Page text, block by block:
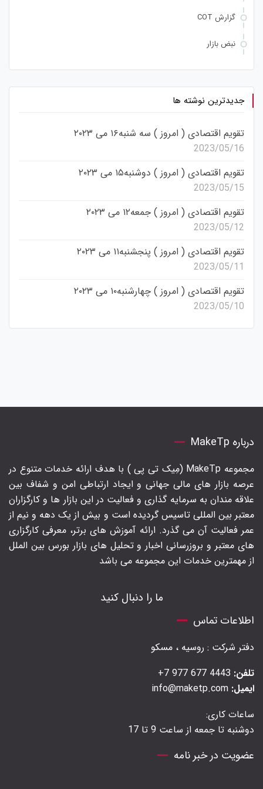
گزارش COT
نبض بازار
جدیدترین نوشته ها
تقویم اقتصادی ( امروز ) سه شنبه۱۶ می ۲۰۲۳
2023/05/16
تقویم اقتصادی ( امروز ) دوشنبه۱۵ می ۲۰۲۳
2023/05/15
تقویم اقتصادی ( امروز ) جمعه۱۲ می ۲۰۲۳
2023/05/12
تقویم اقتصادی ( امروز ) پنجشنبه۱۱ می ۲۰۲۳
2023/05/11
تقویم اقتصادی ( امروز ) چهارشنبه۱۰ می ۲۰۲۳
2023/05/10
درباره MakeTp
مجموعه MakeTp (مِیک تی پی ) با هدف ارائه خدمات متنوع در
عرصه بازار های مالی جهانی و ایجاد ارتباطی امن و شفاف بین
علاقه مندان به سرمایه گذاری و فعالیت در این بازار ها و کارگزاران
معتبر بین المللی تاسیس گردیده است و بیش از یک دهه و نیم از
عمر فعالیت آن می گذرد. ارائه آموزش های برتر‍، معرفی کارگزاری
های معتبر و بروزرسانی اخبار و تحلیل های بازار بورس بین الملل
از مهمترین خدمات این مجموعه می باشد
ما را دنبال کنید
اطلاعات تماس
دفتر شرکت : روسیه ، مسکو
تلفن:
ایمیل:
ساعات کاری:
دوشنبه تا جمعه از ساعت 9 تا 17
عضویت در خبر نامه